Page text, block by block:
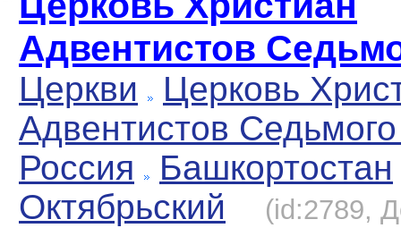
Адвентистов
Церкви
Церковь
Адвентистов
Россия
Башкортостан
Октябрьский
(id:2789,